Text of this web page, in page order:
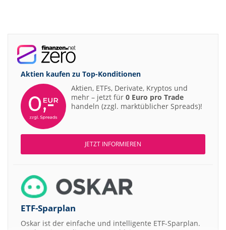
Aktien kaufen zu Top-Konditionen
Aktien, ETFs, Derivate, Kryptos und
mehr – jetzt für 0 Euro pro Trade
handeln (zzgl. marktüblicher Spreads)!
JETZT INFORMIEREN
ETF-Sparplan
Oskar ist der einfache und intelligente ETF-Sparplan.